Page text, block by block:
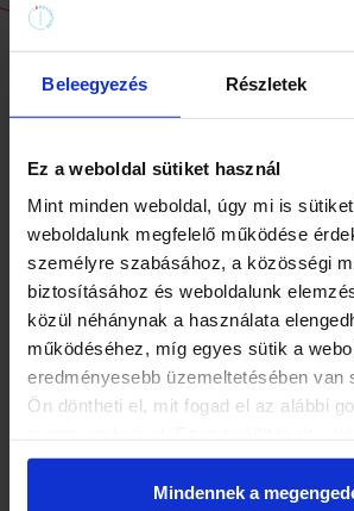
Beleegyezés Részletek
Ez a weboldal sütiket használ
Mint minden weboldal, úgy mi is
weboldalunk megfelelő működése
személyre szabásához, a közösségi
biztosításához és weboldalunk
közül néhánynak a használata
működéséhez, míg egyes sütik a
eredményesebb üzemeltetésében van
Ön döntheti el, mit fogad el az alábbi
módosíthatja. További részletekről
tájékoztatónkban.Mindennek a
Wie
Jede Mission hat eine
1,5 km Fußweg) und eine
Die Rätsel sind in die
Geschichteder Mission
Die Lösungen stecken in den
Detailsder Stadt.
Mit ein paar Klicks kaufen
spielen!